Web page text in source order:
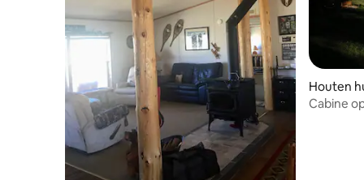
buitenlucht zorgen ervoor dat iedereen
kan eten wat hij of zij wil (mits je iemand
meeneemt met de vaardigheden om het
te maken). En we hebben genoeg
activiteiten om je betrokken te houden
als je gewoon rond de hut schopt. Van
Ping Pong en Darts, tot bordspellen en
puzzels, tot corn hole en spikeball, we
hebben voor elk wat wils. Sprink dat
allemaal in met onze geweldige locatie
met directe en gemakkelijke toegang
Houten
Cabine